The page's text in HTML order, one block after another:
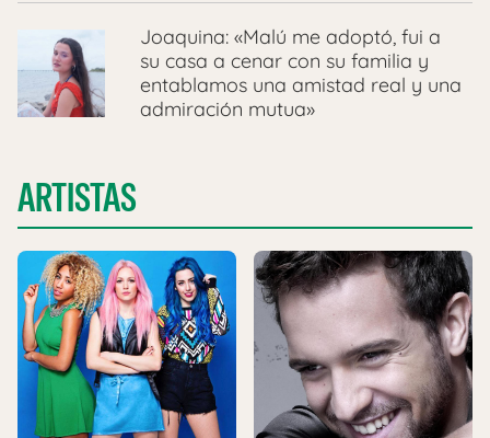
Joaquina: «Malú me adoptó, fui a
su casa a cenar con su familia y
entablamos una amistad real y una
admiración mutua»
ARTISTAS